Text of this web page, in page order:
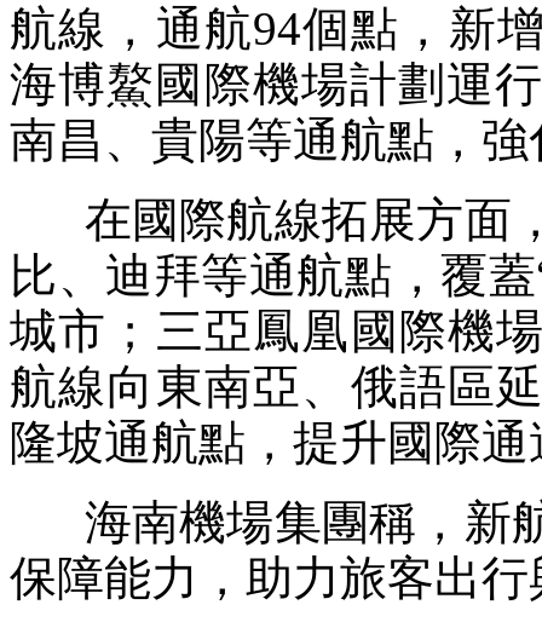
航線，通航94個點，新
海博鰲國際機場計劃運
南昌、貴陽等通航點，
在國際航線拓展方面
比、迪拜等通航點，覆
城市；三亞鳳凰國際機
航線向東南亞、俄語區
隆坡通航點，提升國際
海南機場集團稱，新
保障能力，助力旅客出